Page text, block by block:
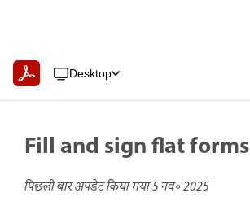
Desktop
Fill and sign flat forms
पिछली बार अपडेट किया गया5 नव॰ 2025